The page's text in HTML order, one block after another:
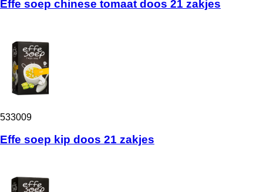
Effe soep chinese tomaat doos 21 zakjes
533009
Effe soep kip doos 21 zakjes